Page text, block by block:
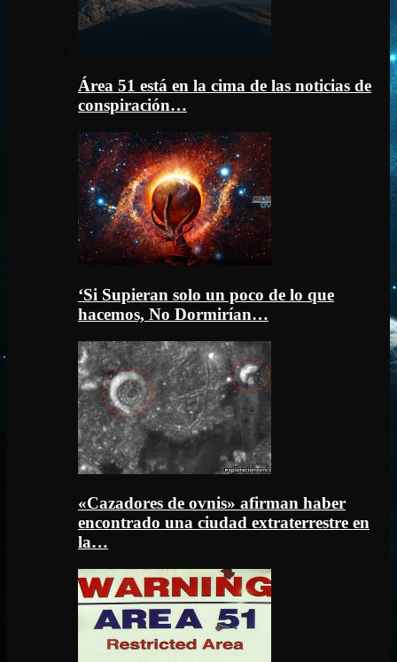
Área 51 está en la cima de las noticias de
conspiración…
‘Si Supieran solo un poco de lo que
hacemos, No Dormirían…
«Cazadores de ovnis» afirman haber
encontrado una ciudad extraterrestre en
la…